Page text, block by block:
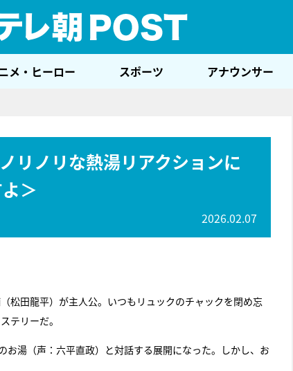
メ・ヒーロー スポーツ アナウンサー
リノリな熱湯リアクションに
＞
2026.02.07
松田龍平）が主人公。いつもリュックのチャックを閉め忘
テリーだ。
湯（声：六平直政）と対話する展開になった。しかし、お
『アイ＝ラブ！げーみんぐ』＝LOV